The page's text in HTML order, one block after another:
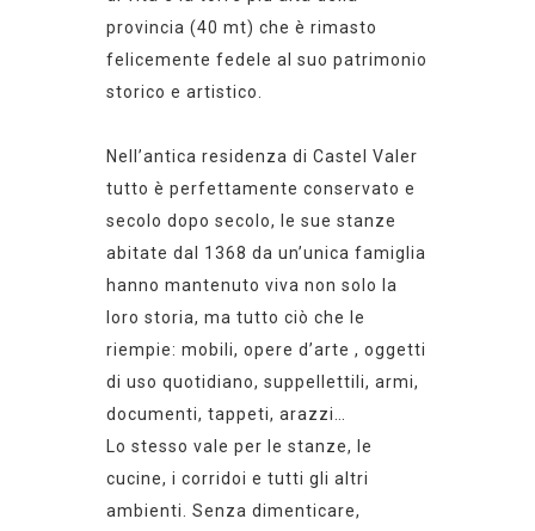
provincia (40 mt) che è rimasto
felicemente fedele al suo patrimonio
storico e artistico.
Nell’antica residenza di Castel Valer
tutto è perfettamente conservato e
secolo dopo secolo, le sue stanze
abitate dal 1368 da un’unica famiglia
hanno mantenuto viva non solo la
loro storia, ma tutto ciò che le
riempie: mobili, opere d’arte , oggetti
di uso quotidiano, suppellettili, armi,
documenti, tappeti, arazzi…
Lo stesso vale per le stanze, le
cucine, i corridoi e tutti gli altri
ambienti. Senza dimenticare,